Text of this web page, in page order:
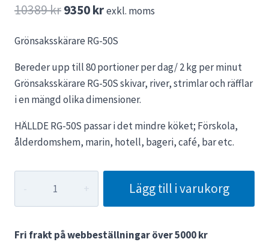
10389krDet
priset
var:
10389 kr.
9350krDet
priset
är:
9350 kr.
exkl. moms
Grönsaksskärare RG-50S
Bereder upp till 80 portioner per dag/ 2 kg per minut
Grönsaksskärare RG-50S skivar, river, strimlar och räfflar
i en mängd olika dimensioner.
HÄLLDE RG-50S passar i det mindre köket; Förskola,
ålderdomshem, marin, hotell, bageri, café, bar etc.
50S
Lägg till i varukorg
Fri frakt på webbeställningar över 5000 kr